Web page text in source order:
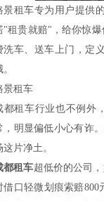
景租车专为用户提供
"租贵就赔"，给你惊
洗车、送车上门，定
景租车
都租车行业也不例外
，明显偏低小心有诈
这片净土。
都租车超低价的公司
借口轻微划痕索赔